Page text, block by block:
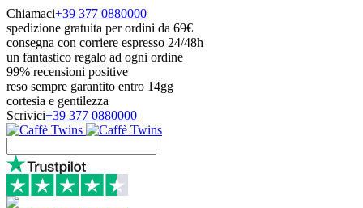
Chiamaci+39 377 0880000
spedizione gratuita per ordini da 69€
consegna con corriere espresso 24/48h
un fantastico regalo ad ogni ordine
99% recensioni positive
reso sempre garantito entro 14gg
cortesia e gentilezza
Scrivici+39 377 0880000